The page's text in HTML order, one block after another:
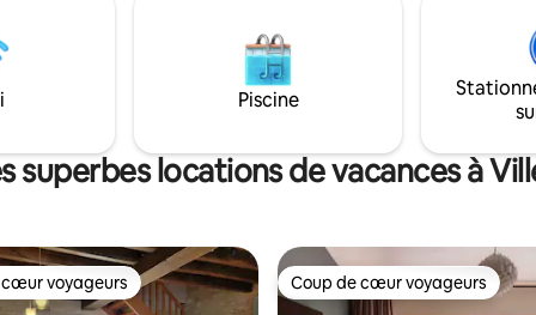
de la vue panoramique de
Piscine
superbes locations de vacances à
cœur voyageurs
voyageurs Coup de cœur voyageurs
Coup de cœur voyageurs